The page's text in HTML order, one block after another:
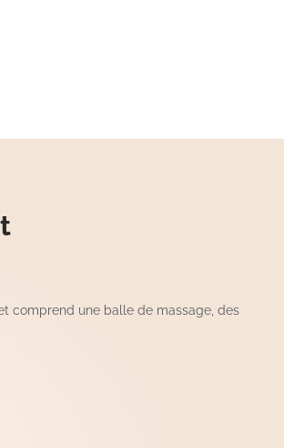
comprend une balle de massage, des